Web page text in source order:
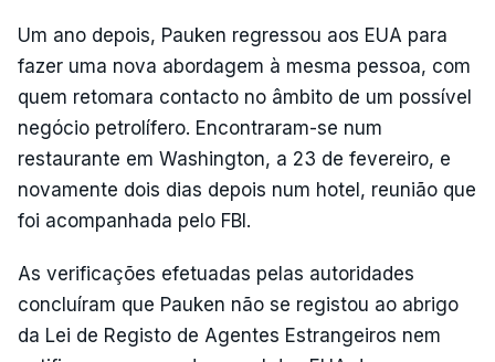
Um ano depois, Pauken regressou aos EUA para
fazer uma nova abordagem à mesma pessoa, com
quem retomara contacto no âmbito de um possível
negócio petrolífero. Encontraram-se num
restaurante em Washington, a 23 de fevereiro, e
novamente dois dias depois num hotel, reunião que
foi acompanhada pelo FBI.
As verificações efetuadas pelas autoridades
concluíram que Pauken não se registou ao abrigo
da Lei de Registo de Agentes Estrangeiros nem